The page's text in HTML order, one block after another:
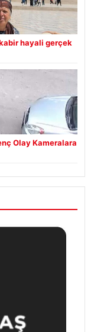
hayali gerçek
Olay Kameralara